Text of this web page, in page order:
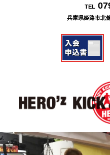
TEL
兵庫県姫路市北